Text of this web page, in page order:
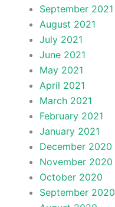
September 2021
August 2021
July 2021
June 2021
May 2021
April 2021
March 2021
February 2021
January 2021
December 2020
November 2020
October 2020
September 2020